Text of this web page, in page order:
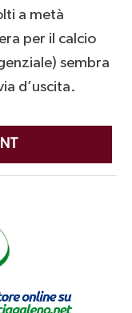
a metà
per il calcio
sembra
d’uscita.